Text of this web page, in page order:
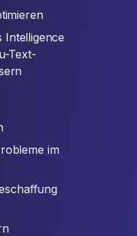
Intelligence
Text-
im